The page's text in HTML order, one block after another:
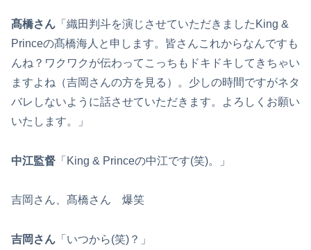
髙橋さん 「織田判斗を演じさせていただきましたKing &
Princeの髙橋海人と申します。皆さんこれからなんですも
んね？ワクワクが伝わってこっちもドキドキしてきちゃい
ますよね（吉岡さんの方を見る）。少しの時間ですがネタ
バレしないように話させていただきます。よろしくお願い
いたします。」
中江監督 「King & Princeの中江です(笑)。」
吉岡さん、髙橋さん 爆笑
吉岡さん 「いつから(笑)？」